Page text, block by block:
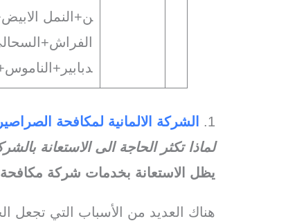
ن+النمل
1.
الشركة الالمانية لمكافحة
لماذا تكثر الحاجة الى الاستعانة
يظل الاستعانة بخدمات شركة
هناك العديد من الأسباب التي تجعل